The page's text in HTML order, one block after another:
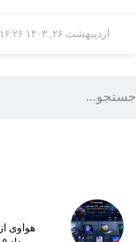
اردیبهشت ۲۶, ۱۴۰۳ ۱۶:۲۶